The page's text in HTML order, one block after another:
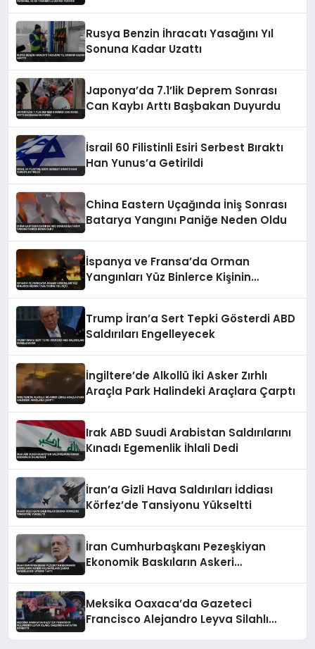
Rusya Benzin İhracatı Yasağını Yıl
Sonuna Kadar Uzattı
Japonya’da 7.1’lik Deprem Sonrası
Can Kaybı Arttı Başbakan Duyurdu
İsrail 60 Filistinli Esiri Serbest Bıraktı
Han Yunus’a Getirildi
China Eastern Uçağında İniş Sonrası
Batarya Yangını Paniğe Neden Oldu
İspanya ve Fransa’da Orman
Yangınları Yüz Binlerce Kişinin
Trump İran’a Sert Tepki Gösterdi ABD
Saldırıları Engelleyecek
İngiltere’de Alkollü İki Asker Zırhlı
Araçla Park Halindeki Araçlara Çarptı
Irak ABD Suudi Arabistan Saldırılarını
Kınadı Egemenlik İhlali Dedi
İran’a Gizli Hava Saldırıları İddiası
Körfez’de Tansiyonu Yükseltti
İran Cumhurbaşkanı Pezeşkiyan
Ekonomik Baskıların Askeri
Meksika Oaxaca’da Gazeteci
Francisco Alejandro Leyva Silahlı